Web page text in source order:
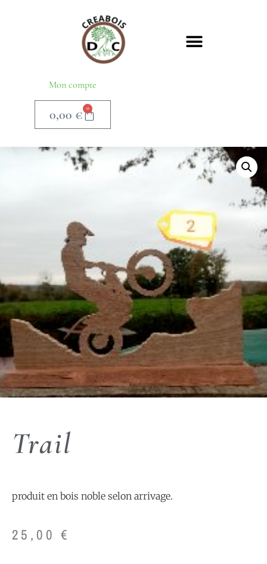
Mon compte
0,00 € 0
Trail
produit en bois noble selon arrivage.
25,00€